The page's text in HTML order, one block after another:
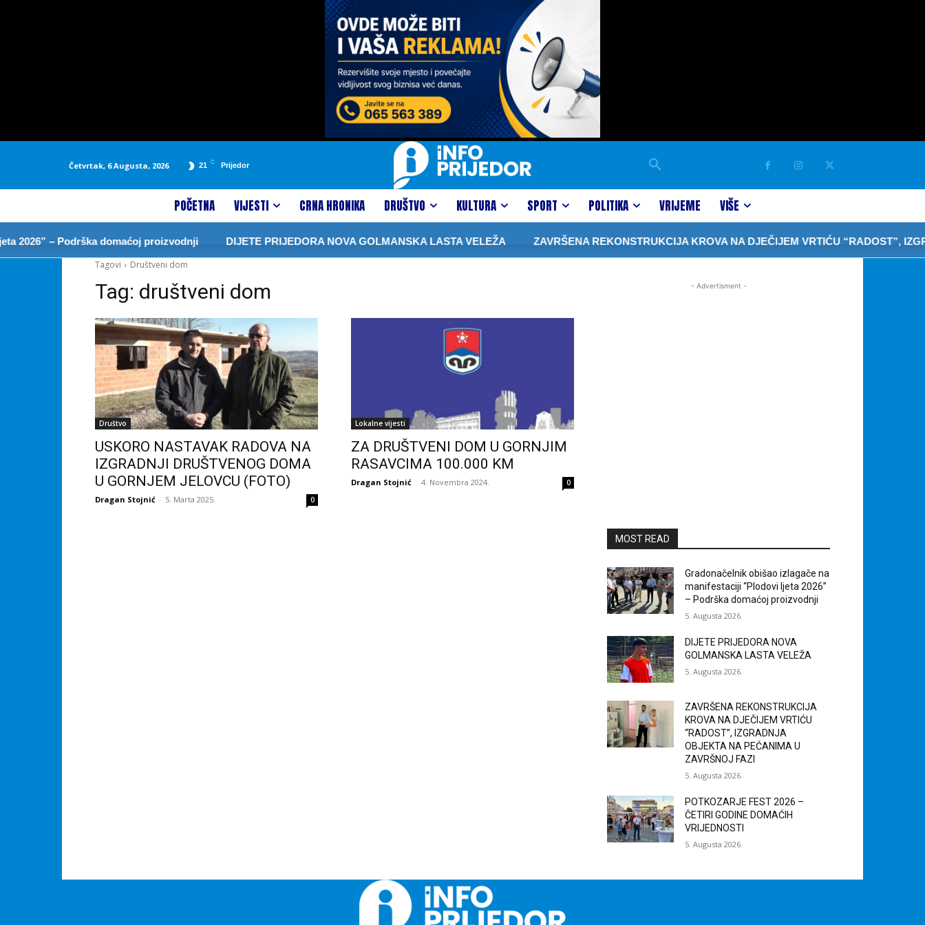
Četvrtak, 6 Augusta, 2026 21 C Prijedor
POČETNA VIJESTI CRNA HRONIKA DRUŠTVO KULTURA SPORT POLITIKA VRIJEME VIŠE
– Podrška domaćoj proizvodnji DIJETE PRIJEDORA NOVA GOLMANSKA LASTA VELEŽA
ZAVRŠENA REKONSTRUKCIJA KROVA NA DJEČIJEM VRTIĆU “RADOST”,
Tagovi
Društveni dom
Tag: društveni dom
Društvo
USKORO NASTAVAK RADOVA NA
IZGRADNJI DRUŠTVENOG DOMA
U GORNJEM JELOVCU (FOTO)
Dragan Stojnić - 5. Marta 2025. 0
Lokalne vijesti
ZA DRUŠTVENI DOM U GORNJIM
RASAVCIMA 100.000 KM
Dragan Stojnić - 4. Novembra 2024. 0
- Advertisment -
MOST READ
Gradonačelnik obišao izlagače na
manifestaciji “Plodovi ljeta 2026”
– Podrška domaćoj proizvodnji
5. Augusta 2026.
DIJETE PRIJEDORA NOVA
GOLMANSKA LASTA VELEŽA
5. Augusta 2026.
ZAVRŠENA REKONSTRUKCIJA
KROVA NA DJEČIJEM VRTIĆU
“RADOST”, IZGRADNJA
OBJEKTA NA PEĆANIMA U
ZAVRŠNOJ FAZI
5. Augusta 2026.
POTKOZARJE FEST 2026 –
ČETIRI GODINE DOMAĆIH
VRIJEDNOSTI
5. Augusta 2026.